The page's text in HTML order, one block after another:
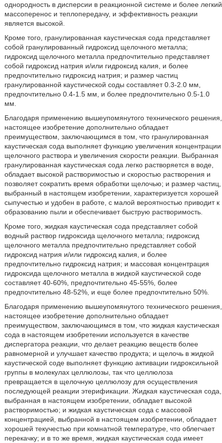
однородность в дисперсии в реакционной системе и более легкий
массоперенос и теплопередачу, и эффективность реакции
является высокой.
Кроме того, гранулированная каустическая сода представляет
собой гранулированный гидроксид щелочного металла;
гидроксид щелочного металла предпочтительно представляет
собой гидроксид натрия и/или гидроксид калия, и более
предпочтительно гидроксид натрия; и размер частиц
гранулированной каустической соды составляет 0.3-2.0 мм,
предпочтительно 0.4-1.5 мм, и более предпочтительно 0.5-1.0
мм.
Благодаря применению вышеупомянутого технического решения,
настоящее изобретение дополнительно обладает
преимуществом, заключающимся в том, что гранулированная
каустическая сода выполняет функцию увеличения концентрации
щелочного раствора и увеличения скорости реакции. Выбранная
гранулированная каустическая сода легко растворяется в воде,
обладает высокой растворимостью и скоростью растворения и
позволяет сократить время обработки щелочью; и размер частиц,
выбранный в настоящем изобретении, характеризуется хорошей
сыпучестью и удобен в работе, с малой вероятностью приводит к
образованию пыли и обеспечивает быструю растворимость.
Кроме того, жидкая каустическая сода представляет собой
водный раствор гидроксида щелочного металла; гидроксид
щелочного металла предпочтительно представляет собой
гидроксид натрия и/или гидроксид калия, и более
предпочтительно гидроксид натрия; и массовая концентрация
гидроксида щелочного металла в жидкой каустической соде
составляет 40-60%, предпочтительно 45-55%, более
предпочтительно 48-52%, и еще более предпочтительно 50%.
Благодаря применению вышеупомянутого технического решения,
настоящее изобретение дополнительно обладает
преимуществом, заключающимся в том, что жидкая каустическая
сода в настоящем изобретении используется в качестве
диспергатора реакции, что делает реакцию веществ более
равномерной и улучшает качество продукта; и щелочь в жидкой
каустической соде выполняет функцию активации гидроксильной
группы в молекулах целлюлозы, так что целлюлоза
превращается в щелочную целлюлозу для осуществления
последующей реакции этерификации. Жидкая каустическая сода,
выбранная в настоящем изобретении, обладает высокой
растворимостью; и жидкая каустическая сода с массовой
концентрацией, выбранной в настоящем изобретении, обладает
хорошей текучестью при комнатной температуре, что облегчает
перекачку; и в то же время, жидкая каустическая сода имеет